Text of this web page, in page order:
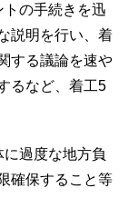
の手続きを迅
説明を行い、着
する議論を速や
るなど、着工5
過度な地方負
確保すること等